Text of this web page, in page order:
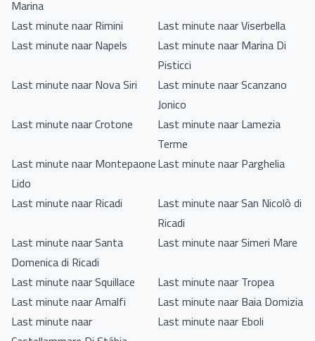
Marina
Last minute naar Rimini
Last minute naar Viserbella
Last minute naar Napels
Last minute naar Marina Di
Pisticci
Last minute naar Nova Siri
Last minute naar Scanzano
Jonico
Last minute naar Crotone
Last minute naar Lamezia
Terme
Last minute naar Montepaone
Lido
Last minute naar Parghelia
Last minute naar Ricadi
Last minute naar San Nicolò di
Ricadi
Last minute naar Santa
Domenica di Ricadi
Last minute naar Simeri Mare
Last minute naar Squillace
Last minute naar Tropea
Last minute naar Amalfi
Last minute naar Baia Domizia
Last minute naar
Last minute naar Eboli